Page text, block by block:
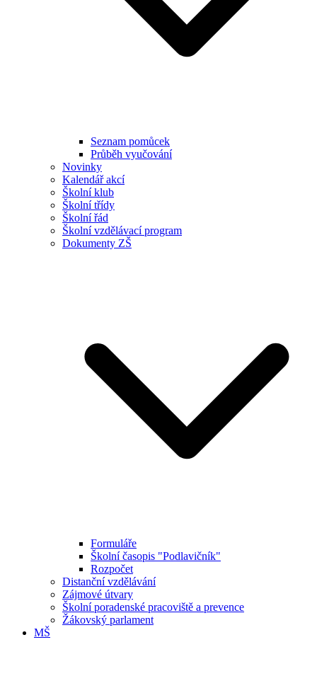
Seznam pomůcek
Průběh vyučování
Novinky
Kalendář akcí
Školní klub
Školní třídy
Školní řád
Školní vzdělávací program
Dokumenty ZŠ
Formuláře
Školní časopis "Podlavičník"
Rozpočet
Distanční vzdělávání
Zájmové útvary
Školní poradenské pracoviště a prevence
Žákovský parlament
MŠ